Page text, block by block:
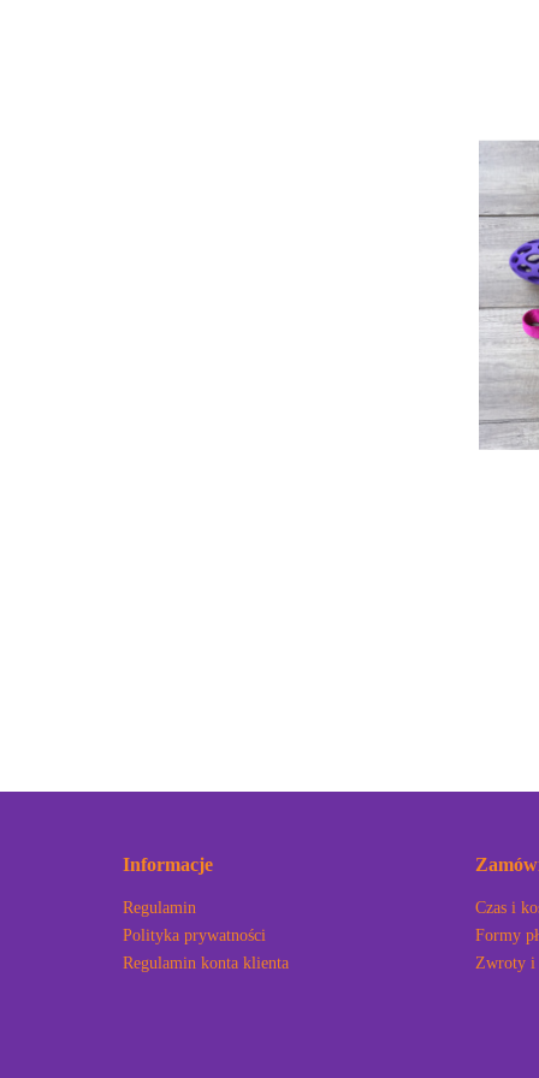
Informacje
Regulamin
Polityka prywatności
Regulamin konta klienta
Czas i
Formy
Zwroty i